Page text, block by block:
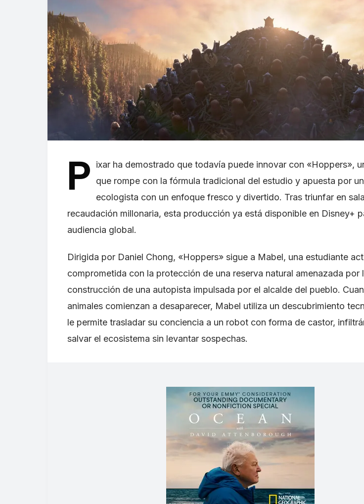
P
ixar ha demostrado que todavía puede innovar con «Hoppers»,
que rompe con la fórmula tradicional del estudio y apuesta por
ecologista con un enfoque fresco y divertido. Tras triunfar en
recaudación millonaria, esta producción ya está disponible en Disney+
audiencia global.
Dirigida por Daniel Chong, «Hoppers» sigue a Mabel, una estudiante
comprometida con la protección de una reserva natural amenazada por
construcción de una autopista impulsada por el alcalde del pueblo.
animales comienzan a desaparecer, Mabel utiliza un descubrimiento
le permite trasladar su conciencia a un robot con forma de castor,
salvar el ecosistema sin levantar sospechas.